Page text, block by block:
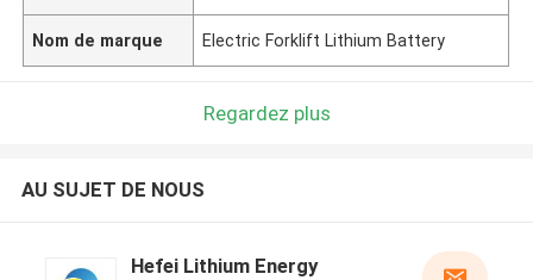
Nom de marque Electric Forklift Lithium Battery
Regardez plus
AU SUJET DE NOUS
Hefei Lithium Energy